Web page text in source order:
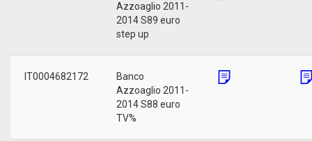
Azzoaglio 2011-
2014 S89 euro
step up
IT0004682172
Banco
Azzoaglio 2011-
2014 S88 euro
TV%